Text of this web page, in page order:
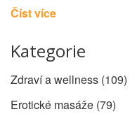
Číst více
Kategorie
Zdraví a wellness (109)
Erotické masáže (79)